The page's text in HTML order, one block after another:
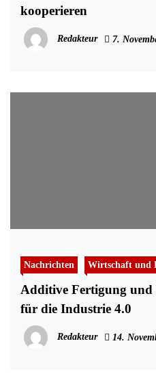
kooperieren
Redakteur 7.
Nachrichten Wirtschaft und
Additive Fertigung und
für die Industrie 4.0
Redakteur 14.